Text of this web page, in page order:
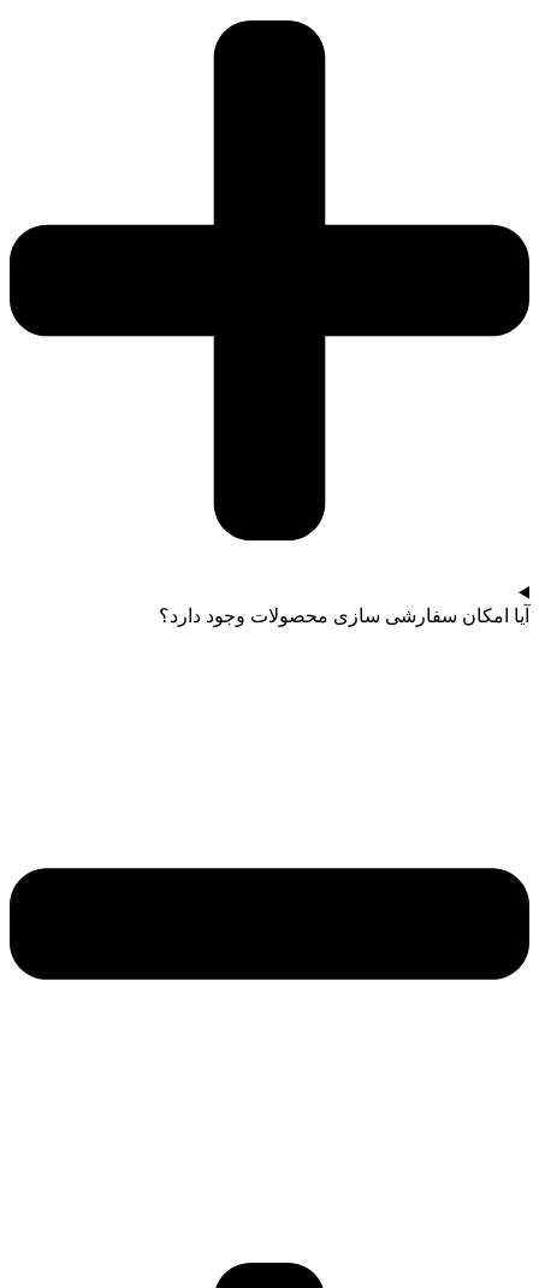
آیا امکان سفارشی سازی محصولات وجود دارد؟